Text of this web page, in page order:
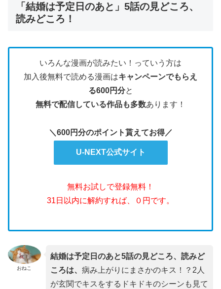
「結婚は予定日のあと」5話の見どころ、
読みどころ！
いろんな漫画が読みたい！っていう方は
加入後無料で読める漫画はキャンペーンでもらえ
る600円分と
無料で配信している作品も多数あります！
＼600円分のポイント貰えてお得／
U-NEXT公式サイト
無料お試しで登録無料！
31日以内に解約すれば、０円です。
おねこ
結婚は予定日のあと5話の見どころ、読みど
ころは、 病み上がりにまさかのキス！？2人
が玄関でキスをするドキドキのシーンも見て